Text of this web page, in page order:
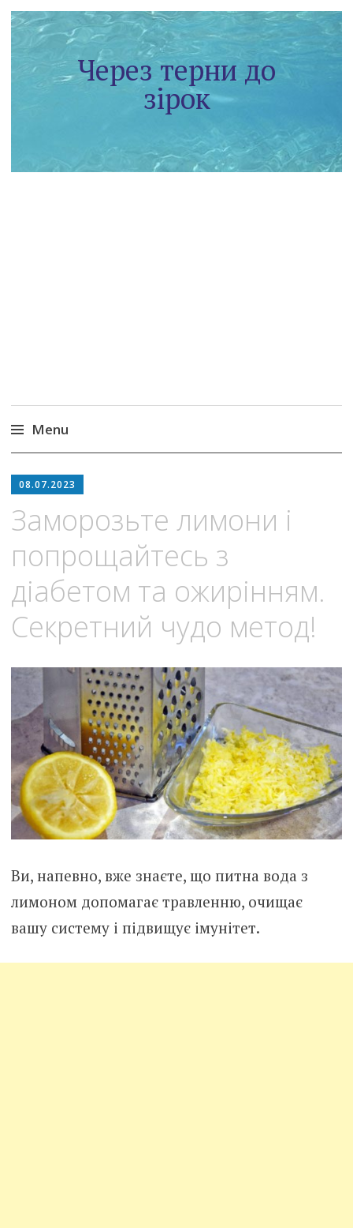
Через терни до
зірок
Menu
to
08.07.2023
Заморозьте лимони і
попрощайтесь з
діабетом та ожирінням.
Секретний чудо метод!
Ви, напевно, вже знаєте, що питна вода з
лимоном допомагає травленню, очищає
вашу систему і підвищує імунітет.